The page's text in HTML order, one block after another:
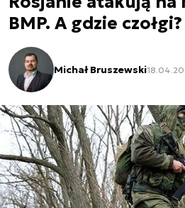
BMP. A gdzie czołgi?
Michał Bruszewski